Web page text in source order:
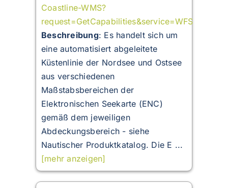
Coastline-WMS?
request=GetCapabilities&service=WFS
Beschreibung: Es handelt sich um
eine automatisiert abgeleitete
Küstenlinie der Nordsee und Ostsee
aus verschiedenen
Maßstabsbereichen der
Elektronischen Seekarte (ENC)
gemäß dem jeweiligen
Abdeckungsbereich - siehe
Nautischer Produktkatalog. Die E ...
[mehr anzeigen]